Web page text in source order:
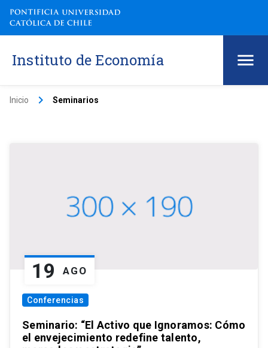
Instituto de Economía
Inicio keyboard_arrow_right Seminarios
19 AGO
Conferencias
Seminario: “El Activo que Ignoramos: Cómo
el envejecimiento redefine talento,